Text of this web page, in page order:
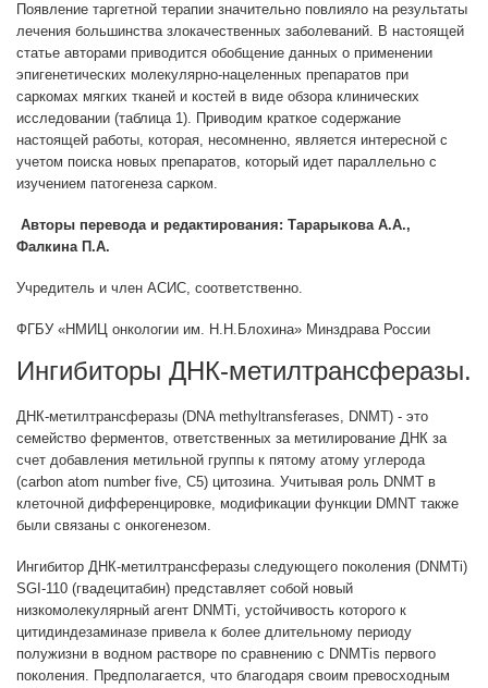
Появление таргетной терапии значительно повлияло на результаты
лечения большинства злокачественных заболеваний. В настоящей
статье авторами приводится обобщение данных о применении
эпигенетических молекулярно-нацеленных препаратов при
саркомах мягких тканей и костей в виде обзора клинических
исследовании (таблица 1). Приводим краткое содержание
настоящей работы, которая, несомненно, является интересной с
учетом поиска новых препаратов, который идет параллельно с
изучением патогенеза сарком.
Авторы перевода и редактирования: Тарарыкова А.А.,
Фалкина П.А.
Учредитель и член АСИС, соответственно.
ФГБУ «НМИЦ онкологии им. Н.Н.Блохина» Минздрава России
Ингибиторы ДНК-метилтрансферазы.
ДНК-метилтрансферазы (DNA methyltransferases, DNMT) - это
семейство ферментов, ответственных за метилирование ДНК за
счет добавления метильной группы к пятому атому углерода
(carbon atom number five, C5) цитозина. Учитывая роль DNMT в
клеточной дифференцировке, модификации функции DMNT также
были связаны с онкогенезом.
Ингибитор ДНК-метилтрансферазы следующего поколения (DNMTi)
SGI-110 (гвадецитабин) представляет собой новый
низкомолекулярный агент DNMTi, устойчивость которого к
цитидиндезаминазе привела к более длительному периоду
полужизни в водном растворе по сравнению с DNMTis первого
поколения. Предполагается, что благодаря своим превосходным